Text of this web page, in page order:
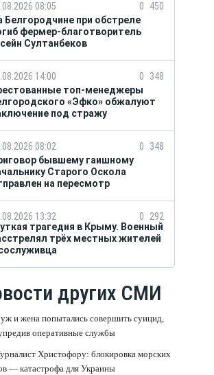
08:05 0
450
Белгородчине при обстреле
фермер-благотворитель
Султанбеков
14:00 0
348
топ-менеджеры
«Эфко» обжалуют
под стражу
08:02 0
348
бывшему гаишному
Старого Оскола
на пересмотр
13:32 0
292
трагедия в Крыму. Военный
трёх местных жителей
других СМИ
и жена попытались совершить суицид,
оперативные службы
Христофору: блокировка морских
— катастрофа для Украины